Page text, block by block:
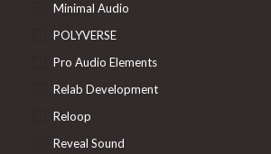
Minimal Audio
POLYVERSE
Pro Audio Elements
Relab Development
Reloop
Reveal Sound